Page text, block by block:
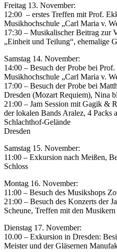
Freitag 13. November:
12:00 – erstes Treffen mit Prof.
Musikhochschule „Carl Maria v.
17:30 – Musikalischer Beitrag zur
„Einheit und Teilung“, ehemalige
Samstag 14. November:
14:00 – Besuch der Probe bei
Musikhochschule „Carl Maria v.
17:00 – Besuch der Probe bei
Dresden (Mozart Requiem), Nina
21:00 – Jam Session mit Gagik &
der lokalen Bands Aralez, 4 Packs
Schlachthof-Gelände
Dresden
Samstag 15. November:
11:00 – Exkursion nach Meißen,
Schloss
Montag 16. November:
11:00 – Besuch des Musikshops
21:00 – Besuch des Konzerts der
Scheune, Treffen mit den Musikern
Dienstag 17. November:
10.00 – Exkursion in Dresden:
Meister und der Gläsernen